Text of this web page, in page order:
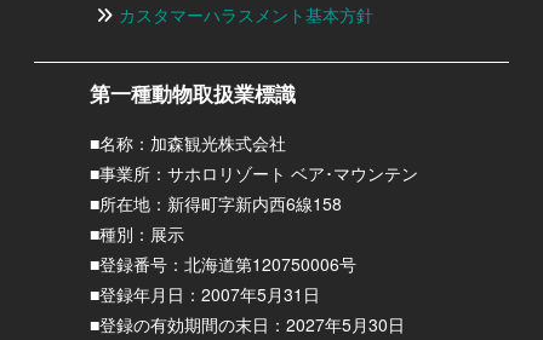
カスタマーハラスメント基本方針
第一種動物取扱業標識
■名称：加森観光株式会社
■事業所：サホロリゾート ベア･マウンテン
■所在地：新得町字新内西6線158
■種別：展示
■登録番号：北海道第120750006号
■登録年月日：2007年5月31日
■登録の有効期間の末日：2027年5月30日